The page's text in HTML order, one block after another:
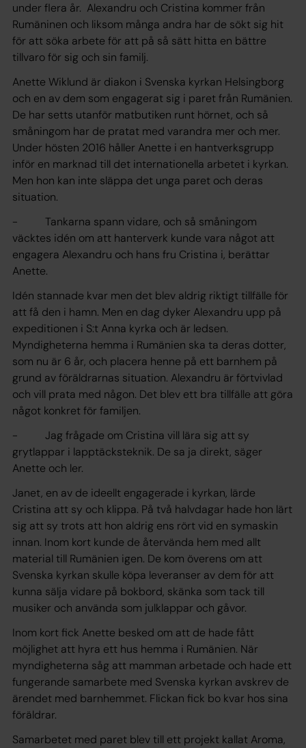
under flera år. Alexandru och Cristina kommer från
Rumäninen och liksom många andra har de sökt sig hit
för att söka arbete för att på så sätt hitta en bättre
tillvaro för sig och sin familj.
Anette Wiklund är diakon i Svenska kyrkan Helsingborg
och en av dem som engagerat sig i paret från Rumänien.
De har setts utanför matbutiken runt hörnet, och så
småningom har de pratat med varandra mer och mer.
Under hösten 2016 håller Anette i en hantverksgrupp
inför en marknad till det internationella arbetet i kyrkan.
Men hon kan inte släppa det unga paret och deras
situation.
- Tankarna spann vidare, och så småningom
väcktes idén om att hanterverk kunde vara något att
engagera Alexandru och hans fru Cristina i, berättar
Anette.
Idén stannade kvar men det blev aldrig riktigt tillfälle för
att få den i hamn. Men en dag dyker Alexandru upp på
expeditionen i S:t Anna kyrka och är ledsen.
Myndigheterna hemma i Rumänien ska ta deras dotter,
som nu är 6 år, och placera henne på ett barnhem på
grund av föräldrarnas situation. Alexandru är förtvivlad
och vill prata med någon. Det blev ett bra tillfälle att göra
något konkret för familjen.
- Jag frågade om Cristina vill lära sig att sy
grytlappar i lapptäcksteknik. De sa ja direkt, säger
Anette och ler.
Janet, en av de ideellt engagerade i kyrkan, lärde
Cristina att sy och klippa. På två halvdagar hade hon lärt
sig att sy trots att hon aldrig ens rört vid en symaskin
innan. Inom kort kunde de återvända hem med allt
material till Rumänien igen. De kom överens om att
Svenska kyrkan skulle köpa leveranser av dem för att
kunna sälja vidare på bokbord, skänka som tack till
musiker och använda som julklappar och gåvor.
Inom kort fick Anette besked om att de hade fått
möjlighet att hyra ett hus hemma i Rumänien. När
myndigheterna såg att mamman arbetade och hade ett
fungerande samarbete med Svenska kyrkan avskrev de
ärendet med barnhemmet. Flickan fick bo kvar hos sina
föräldrar.
Samarbetet med paret blev till ett projekt kallat Aroma,